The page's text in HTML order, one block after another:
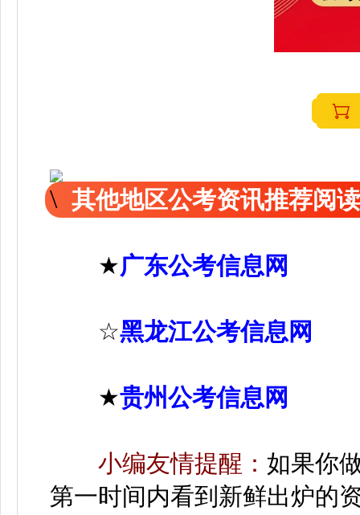
其他地区公考资讯推荐阅读
★广东公考信息网
☆黑龙江公考信息网
★贵州公考信息网
小编友情提醒： 如果你
第一时间内看到新鲜出炉的